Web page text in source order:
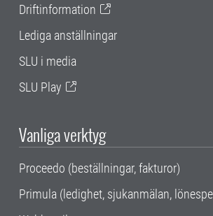
Driftinformation
Lediga anställningar
SLU i media
SLU Play
Vanliga verktyg
Proceedo (beställningar, fakturor)
Primula (ledighet, sjukanmälan,